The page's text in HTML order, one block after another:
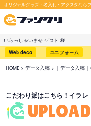
オリジナルグッズ・名入れ・アクスタなら
いらっしゃいませ ゲスト 様
Web deco
ユニフォーム
HOME データ入稿 ｜データ入稿
こだわり派はこちら！イラ